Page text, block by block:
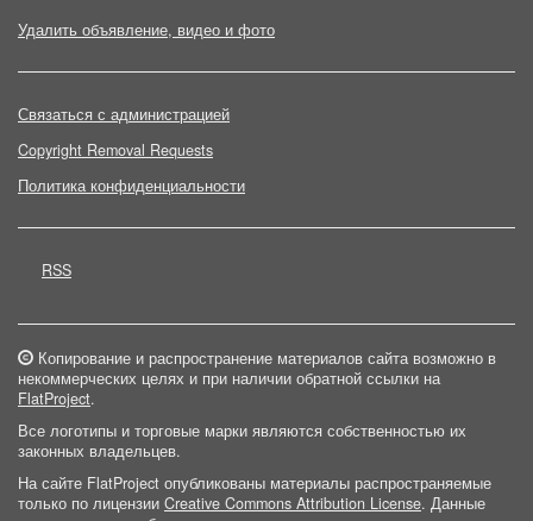
Удалить объявление, видео и фото
Связаться с администрацией
Copyright Removal Requests
Политика конфиденциальности
RSS
Копирование и распространение материалов сайта возможно в
некоммерческих целях и при наличии обратной ссылки на
FlatProject.
Все логотипы и торговые марки являются собственностью их
законных владельцев.
На сайте FlatProject опубликованы материалы распространяемые
только по лицензии Creative Commons Attribution License. Данные